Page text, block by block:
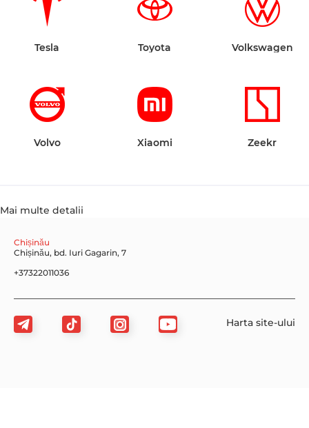
Tesla Toyota Volkswagen
Volvo Xiaomi Zeekr
Mai multe detalii
Chișinău
Chișinău, bd. Iuri Gagarin, 7
+37322011036
Harta site-ului